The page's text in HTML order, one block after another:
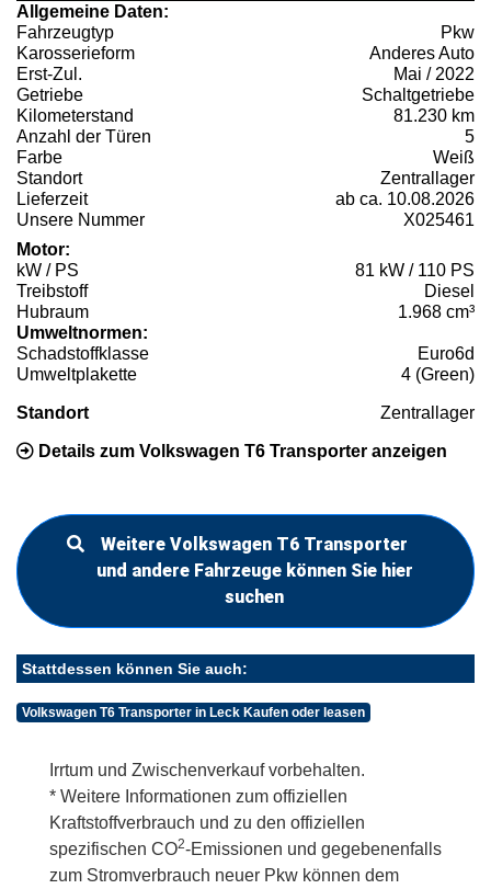
Allgemeine Daten:
Fahrzeugtyp
Pkw
Karosserieform
Anderes Auto
Erst-Zul.
Mai / 2022
Getriebe
Schaltgetriebe
Kilometerstand
81.230 km
Anzahl der Türen
5
Farbe
Weiß
Standort
Zentrallager
Lieferzeit
ab ca. 10.08.2026
Unsere Nummer
X025461
Motor:
kW / PS
81 kW / 110 PS
Treibstoff
Diesel
Hubraum
1.968 cm³
Umweltnormen:
Schadstoffklasse
Euro6d
Umweltplakette
4 (Green)
Standort Zentrallager
Details zum Volkswagen T6 Transporter anzeigen
Weitere Volkswagen T6 Transporter
und andere Fahrzeuge können Sie hier
suchen
Stattdessen können Sie auch:
Volkswagen T6 Transporter in Leck Kaufen oder leasen
Irrtum und Zwischenverkauf vorbehalten.
* Weitere Informationen zum offiziellen
Kraftstoffverbrauch und zu den offiziellen
spezifischen CO2-Emissionen und gegebenenfalls
zum Stromverbrauch neuer Pkw können dem